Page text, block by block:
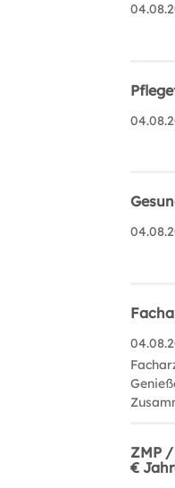
ZMP
€